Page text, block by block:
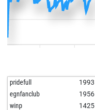
pridefull 1993
egnfanclub 1956
winp 1425